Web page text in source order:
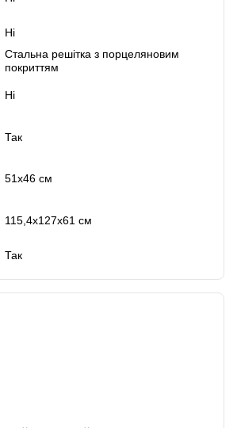
Ні
Стальна решітка з порцеляновим
покриттям
Ні
Так
51х46 см
115,4х127х61 см
Так